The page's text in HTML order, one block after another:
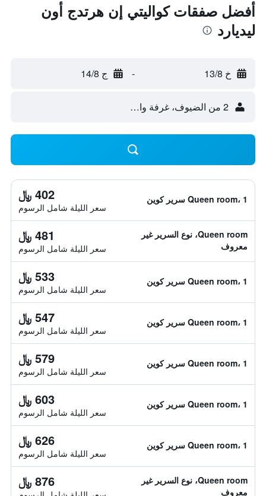
أفضل صفقات كواليتي إن هرتدج أون
ليديارد
خ 13/8 - ج 14/8
2 من الضيوف، غرفة واحدة
Queen room، 1 سرير كوين 402 ﷼
سعر الليلة شامل الرسوم
Queen room، نوع السرير غير
معروف
481 ﷼
سعر الليلة شامل الرسوم
Queen room، 1 سرير كوين 533 ﷼
سعر الليلة شامل الرسوم
Queen room، 1 سرير كوين 547 ﷼
سعر الليلة شامل الرسوم
Queen room، 1 سرير كوين 579 ﷼
سعر الليلة شامل الرسوم
Queen room، 1 سرير كوين 603 ﷼
سعر الليلة شامل الرسوم
Queen room، 1 سرير كوين 626 ﷼
سعر الليلة شامل الرسوم
Queen room، نوع السرير غير
معروف
876 ﷼